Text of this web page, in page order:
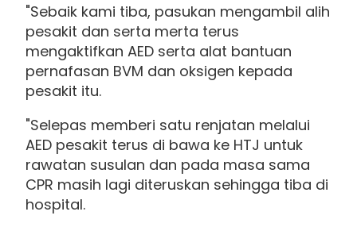
"Sebaik kami tiba, pasukan mengambil alih
pesakit dan serta merta terus
mengaktifkan AED serta alat bantuan
pernafasan BVM dan oksigen kepada
pesakit itu.
"Selepas memberi satu renjatan melalui
AED pesakit terus di bawa ke HTJ untuk
rawatan susulan dan pada masa sama
CPR masih lagi diteruskan sehingga tiba di
hospital.